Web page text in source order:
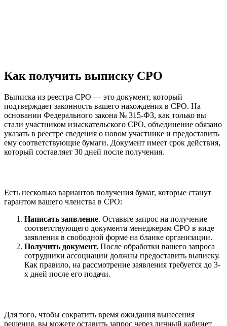
Как получить выписку СРО
Выписка из реестра СРО — это документ, который
подтверждает законность вашего нахождения в СРО. На
основании Федерального закона № 315-ФЗ, как только вы
стали участником изыскательского СРО, объединение обязано
указать в реестре сведения о новом участнике и предоставить
ему соответствующие бумаги. Документ имеет срок действия,
который составляет 30 дней после получения.
Есть несколько вариантов получения бумаг, которые станут
гарантом вашего членства в СРО:
Написать заявление. Оставьте запрос на получение
соответствующего документа менеджерам СРО в виде
заявления в свободной форме на бланке организации.
Получить документ. После обработки вашего запроса
сотрудники ассоциации должны предоставить выписку.
Как правило, на рассмотрение заявления требуется до 3-
х дней после его подачи.
Для того, чтобы сократить время ожидания вынесения
решения, вы можете оставить запрос через личный кабинет